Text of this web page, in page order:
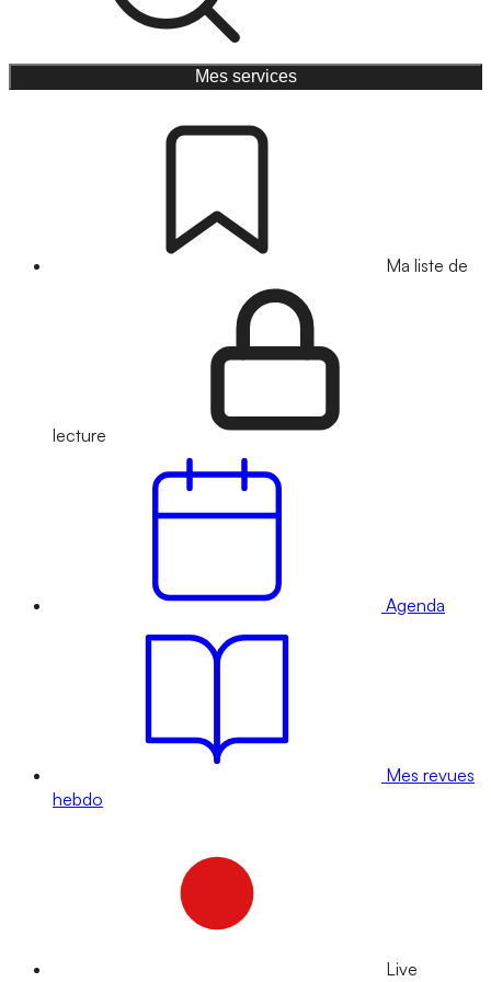
Mes services
Ma liste de
lecture
Agenda
Mes revues
hebdo
Live